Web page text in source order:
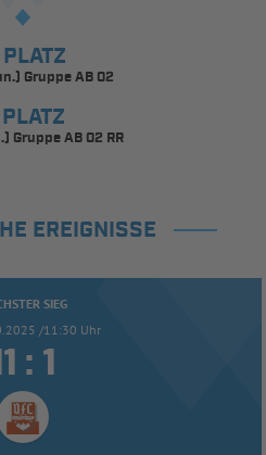
Gruppe AB 02
Gruppe AB 02 RR
EREIGNISSE
SIEG
/11:30 Uhr
: 